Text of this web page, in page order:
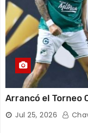
Arrancó el Torneo
Jul 25, 2026